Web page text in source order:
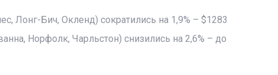
Лонг-Бич, Окленд) сократились на 1,9% – $1283
Норфолк, Чарльстон) снизились на 2,6% – до